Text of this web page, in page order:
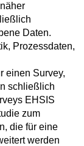
Daten.
Prozessdaten,
einen Survey,
schließlich
EHSIS
zum
die für eine
werden